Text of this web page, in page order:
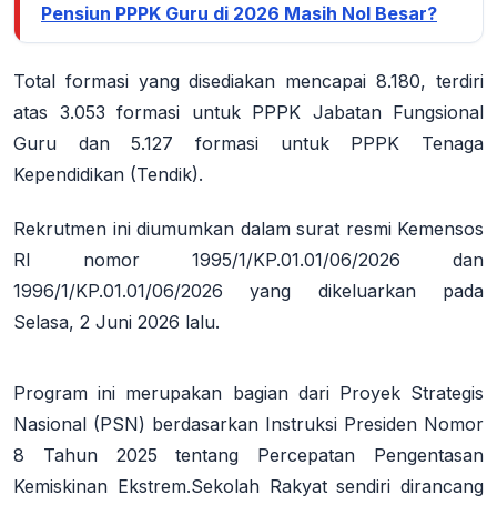
Pensiun PPPK Guru di 2026 Masih Nol Besar?
Total formasi yang disediakan mencapai8.180, terdiri
atas 3.053 formasi untuk PPPK Jabatan Fungsional
Guru dan5.127 formasi untuk PPPK Tenaga
Kependidikan (Tendik).
Rekrutmen ini diumumkan dalam surat resmi Kemensos
RI nomor 1995/1/KP.01.01/06/2026 dan
1996/1/KP.01.01/06/2026 yang dikeluarkan pada
Selasa, 2 Juni 2026 lalu.
Program ini merupakan bagian dari Proyek Strategis
Nasional (PSN) berdasarkan Instruksi Presiden Nomor
8 Tahun 2025 tentang Percepatan Pengentasan
Kemiskinan Ekstrem.Sekolah Rakyat sendiri dirancang